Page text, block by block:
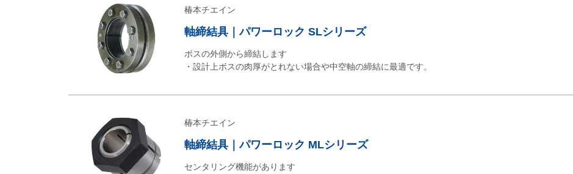
椿本チエイン
軸締結具｜パワーロック SLシリーズ
ボスの外側から締結します
・設計上ボスの肉厚がとれない場合や中空軸の締結に最適です。
椿本チエイン
軸締結具｜パワーロック MLシリーズ
センタリング機能があります